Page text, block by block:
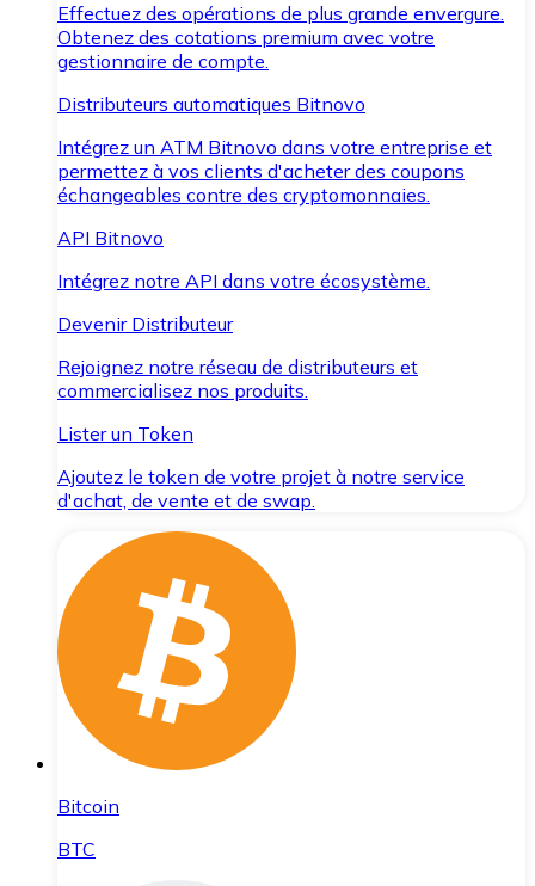
Effectuez des opérations de plus grande envergure.
Obtenez des cotations premium avec votre
gestionnaire de compte.
Distributeurs automatiques Bitnovo
Intégrez un ATM Bitnovo dans votre entreprise et
permettez à vos clients d'acheter des coupons
échangeables contre des cryptomonnaies.
API Bitnovo
Intégrez notre API dans votre écosystème.
Devenir Distributeur
Rejoignez notre réseau de distributeurs et
commercialisez nos produits.
Lister un Token
Ajoutez le token de votre projet à notre service
d'achat, de vente et de swap.
Bitcoin
BTC